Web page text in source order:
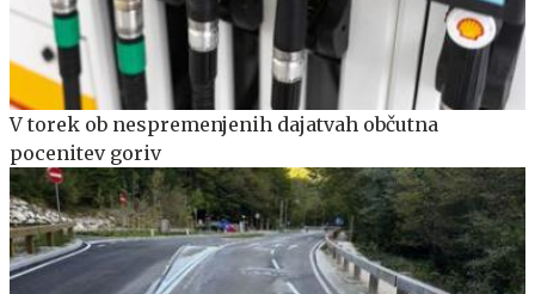
V torek ob nespremenjenih dajatvah občutna
pocenitev goriv